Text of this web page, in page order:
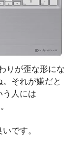
りが歪な形にな
それが嫌だと
う人には
です。